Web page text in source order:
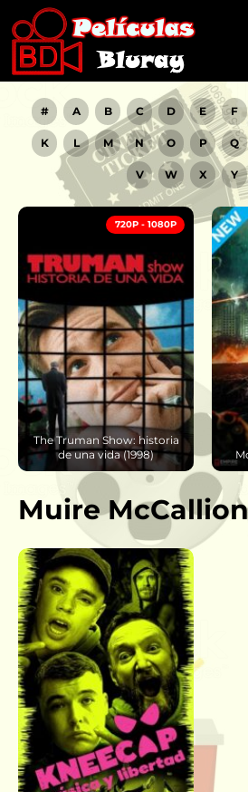
# A B C D E F
K L M N O P Q
V W X Y
720P - 1080P
Monsters of Man (2020)
Muire McCallion